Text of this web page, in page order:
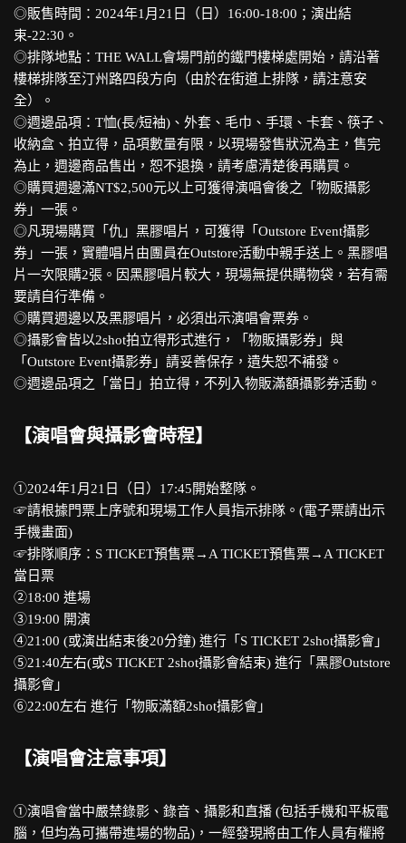
◎販售時間：2024年1月21日（日）16:00-18:00；演出結
束-22:30。
◎排隊地點：THE WALL會場門前的鐵門樓梯處開始，請沿著
樓梯排隊至汀州路四段方向（由於在街道上排隊，請注意安
全）。
◎週邊品項：T恤(長/短袖)、外套、毛巾、手環、卡套、筷子、
收納盒、拍立得，品項數量有限，以現場發售狀況為主，售完
為止，週邊商品售出，恕不退換，請考慮清楚後再購買。
◎購買週邊滿NT$2,500元以上可獲得演唱會後之「物販攝影
券」一張。
◎凡現場購買「仇」黑膠唱片，可獲得「Outstore Event攝影
券」一張，實體唱片由團員在Outstore活動中親手送上。黑膠唱
片一次限購2張。因黑膠唱片較大，現場無提供購物袋，若有需
要請自行準備。
◎購買週邊以及黑膠唱片，必須出示演唱會票券。
◎攝影會皆以2shot拍立得形式進行，「物販攝影券」與
「Outstore Event攝影券」請妥善保存，遺失恕不補發。
◎週邊品項之「當日」拍立得，不列入物販滿額攝影券活動。
【演唱會與攝影會時程】
①2024年1月21日（日）17:45開始整隊。
☞請根據門票上序號和現場工作人員指示排隊。(電子票請出示
手機畫面)
☞排隊順序：S TICKET預售票→A TICKET預售票→A TICKET
當日票
②18:00 進場
③19:00 開演
④21:00 (或演出結束後20分鐘) 進行「S TICKET 2shot攝影會」
⑤21:40左右(或S TICKET 2shot攝影會結束) 進行「黑膠Outstore
攝影會」
⑥22:00左右 進行「物販滿額2shot攝影會」
【演唱會注意事項】
①演唱會當中嚴禁錄影、錄音、攝影和直播 (包括手機和平板電
腦，但均為可攜帶進場的物品)，一經發現將由工作人員有權將